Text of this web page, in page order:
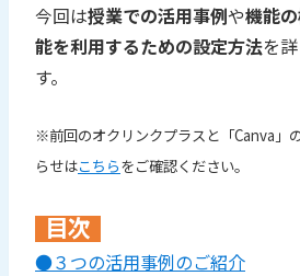
今回は授業での活用事例や機能
能を利用するための設定方法を
す。
※前回のオクリンクプラスと「Canva」
らせはこちらをご確認ください。
目次
●３つの活用事例のご紹介